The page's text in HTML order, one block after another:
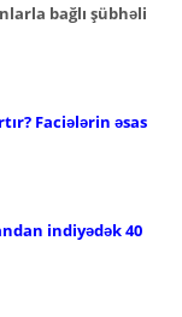
bağlı şübhəli
Faciələrin əsas
indiyədək 40